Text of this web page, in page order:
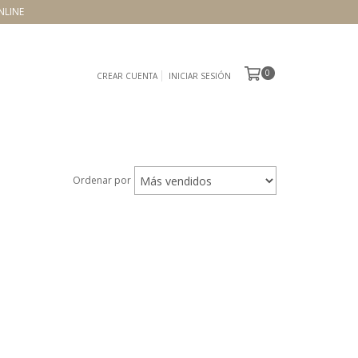
CREAR CUENTA INICIAR SESIÓN 0
Ordenar por